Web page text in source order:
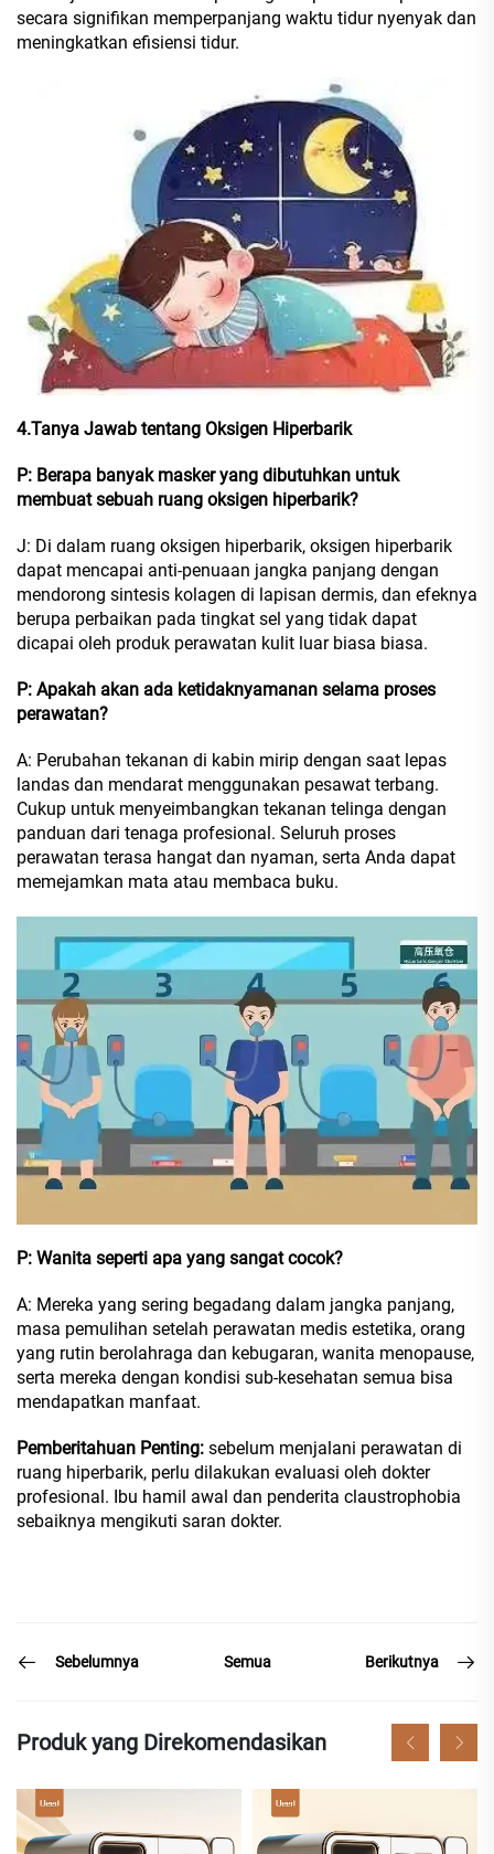
secara signifikan memperpanjang waktu tidur nyenyak dan
meningkatkan efisiensi tidur.
4.Tanya Jawab tentang Oksigen Hiperbarik
P: Berapa banyak masker yang dibutuhkan untuk
membuat sebuah ruang oksigen hiperbarik?
J: Di dalam ruang oksigen hiperbarik, oksigen hiperbarik
dapat mencapai anti-penuaan jangka panjang dengan
mendorong sintesis kolagen di lapisan dermis, dan efeknya
berupa perbaikan pada tingkat sel yang tidak dapat
dicapai oleh produk perawatan kulit luar biasa biasa.
P: Apakah akan ada ketidaknyamanan selama proses
perawatan?
A: Perubahan tekanan di kabin mirip dengan saat lepas
landas dan mendarat menggunakan pesawat terbang.
Cukup untuk menyeimbangkan tekanan telinga dengan
panduan dari tenaga profesional. Seluruh proses
perawatan terasa hangat dan nyaman, serta Anda dapat
memejamkan mata atau membaca buku.
P: Wanita seperti apa yang sangat cocok?
A: Mereka yang sering begadang dalam jangka panjang,
masa pemulihan setelah perawatan medis estetika, orang
yang rutin berolahraga dan kebugaran, wanita menopause,
serta mereka dengan kondisi sub-kesehatan semua bisa
mendapatkan manfaat.
Pemberitahuan Penting: sebelum menjalani perawatan di
ruang hiperbarik, perlu dilakukan evaluasi oleh dokter
profesional. Ibu hamil awal dan penderita claustrophobia
sebaiknya mengikuti saran dokter.
Sebelumnya Semua Berikutnya
Produk yang Direkomendasikan